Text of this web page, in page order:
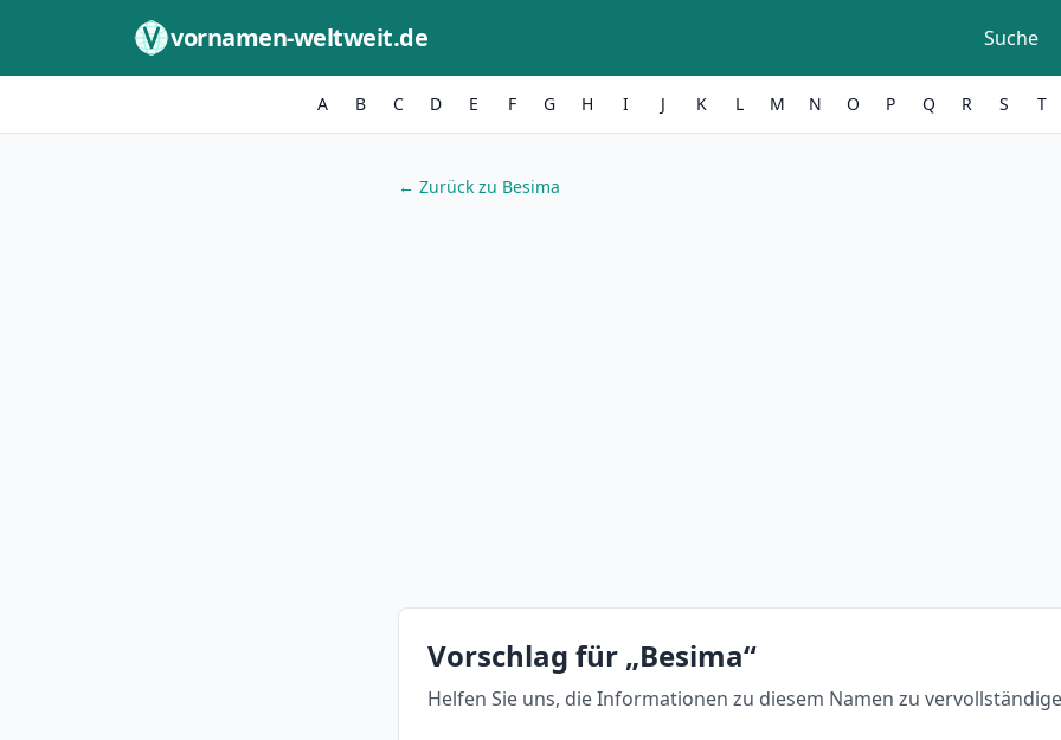
vornamen-weltweit.de Suche
A B C D E F G H I J K L M N O P Q R S T
← Zurück zu Besima
Vorschlag für „Besima“
Helfen Sie uns, die Informationen zu diesem Namen zu